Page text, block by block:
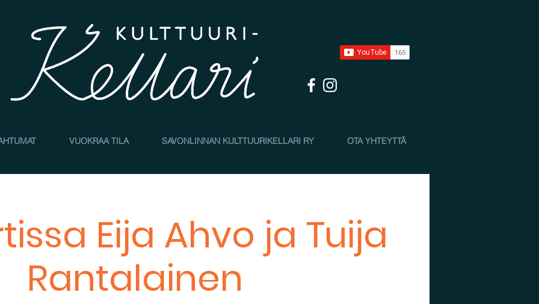
VUOKRAA TILA SAVONLINNAN KULTTUURIKELLARI RY OTA YHTEYTTÄ
Eija Ahvo ja Tuija
Rantalainen